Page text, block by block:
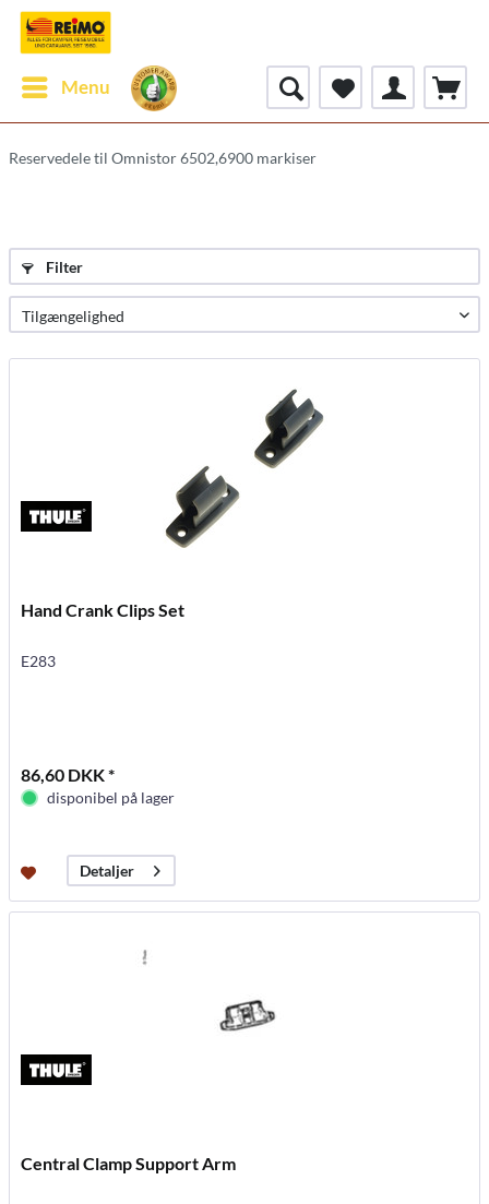
Menu
Reservedele til Omnistor 6502,6900 markiser
Filter
Hand Crank Clips Set
E283
86,60 DKK *
disponibel på lager
Detaljer
Central Clamp Support Arm